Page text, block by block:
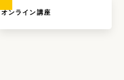
オンライン講座